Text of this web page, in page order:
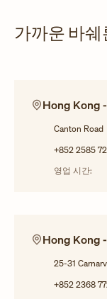
가까운 바쉐
Hong Kong
Canton Road
+852 2585
영업 시간:
Hong Kong
25-31
+852 2368